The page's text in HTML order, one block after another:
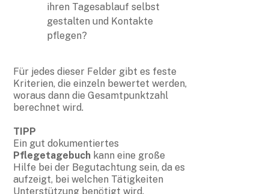
ihren Tagesablauf selbst
gestalten und Kontakte
pflegen?
Für jedes dieser Felder gibt es feste
Kriterien, die einzeln bewertet werden,
woraus dann die Gesamtpunktzahl
berechnet wird.
TIPP
Ein gut dokumentiertes
Pflegetagebuch kann eine große
Hilfe bei der Begutachtung sein, da es
aufzeigt, bei welchen Tätigkeiten
Unterstützung benötigt wird.